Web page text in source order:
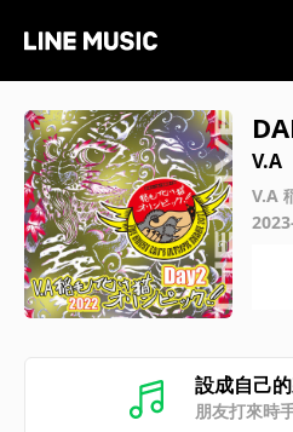
N)
V.A
V.A
設成自己
朋友打來時